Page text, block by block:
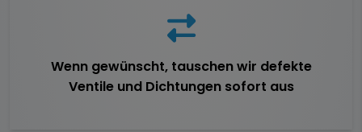
Wenn gewünscht, tauschen wir defekte
Ventile und Dichtungen sofort aus